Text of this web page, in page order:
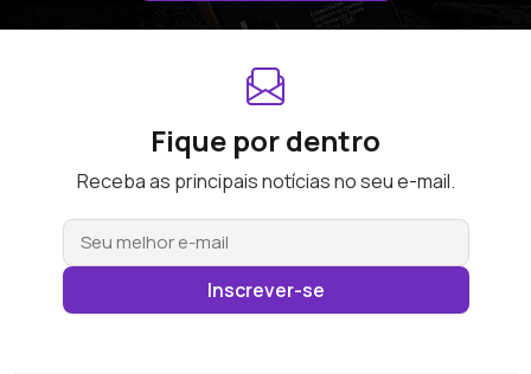
Fique por dentro
Receba as principais notícias no seu e-mail.
Inscrever-se